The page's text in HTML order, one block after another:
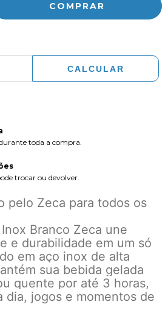
CALCULAR
toda a compra.
trocar ou devolver.
pelo Zeca para todos os
Branco Zeca une
e durabilidade em um só
em aço inox de alta
sua bebida gelada
quente por até 3 horas,
dia, jogos e momentos de